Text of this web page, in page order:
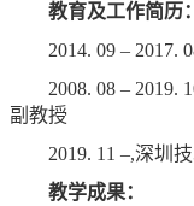
教育及工作简历：
2014. 09 –
2008. 08 – 2019.
副教授
2019. 11 –,深圳
教学成果：